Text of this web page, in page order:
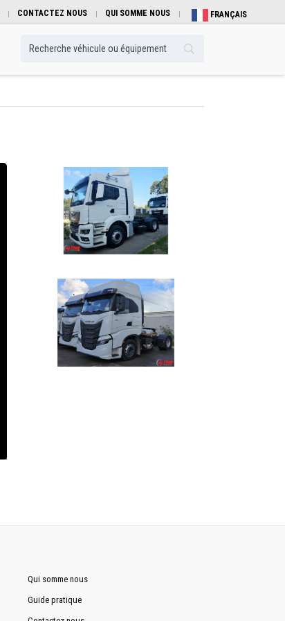
CONTACTEZ NOUS QUI SOMME NOUS FRANÇAIS
Qui somme nous
Guide pratique